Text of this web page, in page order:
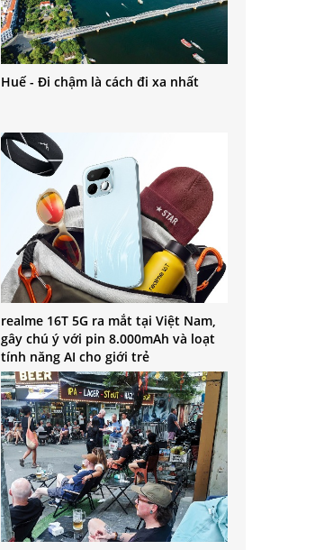
Huế - Đi chậm là cách đi xa nhất
realme 16T 5G ra mắt tại Việt Nam,
gây chú ý với pin 8.000mAh và loạt
tính năng AI cho giới trẻ